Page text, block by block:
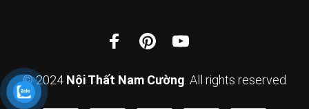
© 2024 Nội Thất Nam Cường. All rights reserved